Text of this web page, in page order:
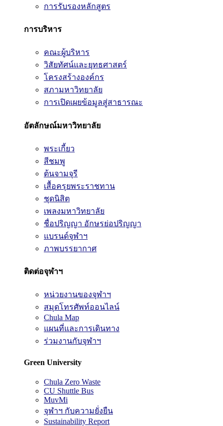
การรับรองหลักสูตร
การบริหาร
คณะผู้บริหาร
วิสัยทัศน์และยุทธศาสตร์
โครงสร้างองค์กร
สภามหาวิทยาลัย
การเปิดเผยข้อมูลสู่สาธารณะ
อัตลักษณ์มหาวิทยาลัย
พระเกี้ยว
สีชมพู
ต้นจามจุรี
เสื้อครุยพระราชทาน
ชุดนิสิต
เพลงมหาวิทยาลัย
ชื่อปริญญา อักษรย่อปริญญา
แบรนด์จุฬาฯ
ภาพบรรยากาศ
ติดต่อจุฬาฯ
หน่วยงานของจุฬาฯ
สมุดโทรศัพท์ออนไลน์
Chula Map
แผนที่และการเดินทาง
ร่วมงานกับจุฬาฯ
Green University
Chula Zero Waste
CU Shuttle Bus
MuvMi
จุฬาฯ กับความยั่งยืน
Sustainability Report